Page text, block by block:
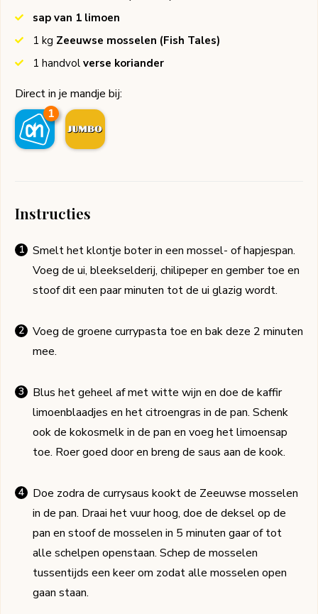
sap van 1 limoen
1 kg Zeeuwse mosselen (Fish Tales)
1 handvol verse koriander
Direct in je mandje bij:
1
Instructies
Smelt het klontje boter in een mossel- of hapjespan.
Voeg de ui, bleekselderij, chilipeper en gember toe en
stoof dit een paar minuten tot de ui glazig wordt.
Voeg de groene currypasta toe en bak deze 2 minuten
mee.
Blus het geheel af met witte wijn en doe de kaffir
limoenblaadjes en het citroengras in de pan. Schenk
ook de kokosmelk in de pan en voeg het limoensap
toe. Roer goed door en breng de saus aan de kook.
Doe zodra de currysaus kookt de Zeeuwse mosselen
in de pan. Draai het vuur hoog, doe de deksel op de
pan en stoof de mosselen in 5 minuten gaar of tot
alle schelpen openstaan. Schep de mosselen
tussentijds een keer om zodat alle mosselen open
gaan staan.